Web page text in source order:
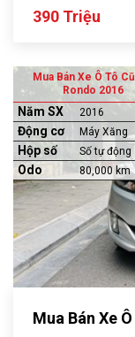
390 Triệu
Mua Bán Xe Ô Tô
Rondo 2016
Năm SX 2016
Động cơ Máy Xăng
Hộp số Số tự động
Odo 80,000 km
Mua Bán Xe